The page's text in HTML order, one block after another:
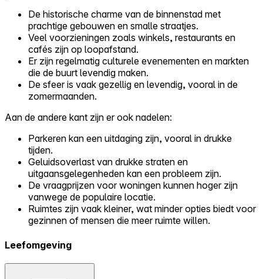
De historische charme van de binnenstad met
prachtige gebouwen en smalle straatjes.
Veel voorzieningen zoals winkels, restaurants en
cafés zijn op loopafstand.
Er zijn regelmatig culturele evenementen en markten
die de buurt levendig maken.
De sfeer is vaak gezellig en levendig, vooral in de
zomermaanden.
Aan de andere kant zijn er ook nadelen:
Parkeren kan een uitdaging zijn, vooral in drukke
tijden.
Geluidsoverlast van drukke straten en
uitgaansgelegenheden kan een probleem zijn.
De vraagprijzen voor woningen kunnen hoger zijn
vanwege de populaire locatie.
Ruimtes zijn vaak kleiner, wat minder opties biedt voor
gezinnen of mensen die meer ruimte willen.
Leefomgeving